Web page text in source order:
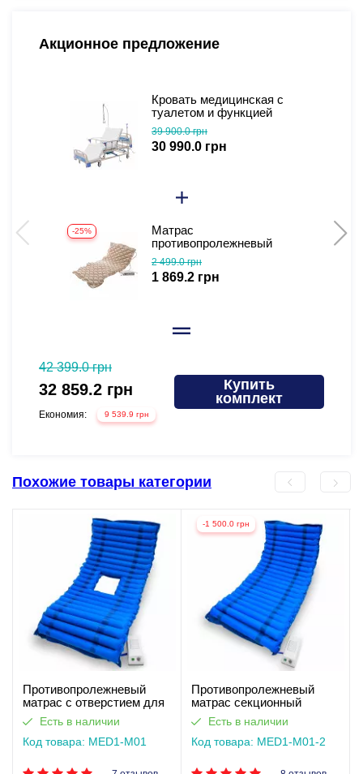
Акционное предложение
Кровать медицинская с
туалетом и функцией
бокового переворота для
тяжелобольных
(видеообзор)
39 900.0 грн
30 990.0 грн
-25%
Матрас
противопролежневый
ячеистый с функцией
статики М03. Держит
давление без света
2 499.0 грн
1 869.2 грн
42 399.0 грн
32 859.2 грн
Економия: 9 539.9 грн
Купить
комплект
Похожие товары категории
Противопролежневый
матрас c отверстием для
туалета MED1-M01
Есть в наличии
Код товара: MED1-M01
-1 500.0 грн
Противопролежневый
матрас секционный
MED1-M01
Есть в наличии
Код товара: MED1-M01-2